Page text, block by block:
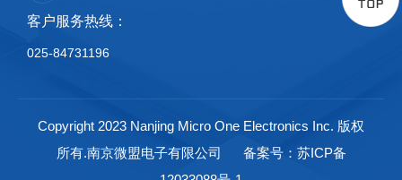
客户服务热线：
025-84731196
Copyright 2023 Nanjing Micro One Electronics Inc. 版权
所有.南京微盟电子有限公司 备案号：苏ICP备